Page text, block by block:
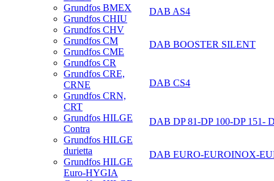
Grundfos BMEX
Grundfos CHIU
Grundfos CHV
Grundfos CM
Grundfos CME
Grundfos CR
Grundfos CRE,
CRNE
Grundfos CRN,
CRT
Grundfos HILGE
Contra
Grundfos HILGE
durietta
Grundfos HILGE
Euro-HYGIA
DAB AS4
DAB BOOSTER SILENT
DAB CS4
DAB DP 81-DP 100-DP 151-
DAB EURO-EUROINOX-